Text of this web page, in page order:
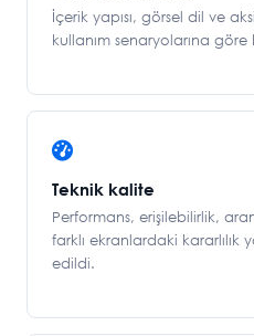
İçerik yapısı, görsel dil ve
kullanım senaryolarına göre
Teknik kalite
Performans, erişilebilirlik,
farklı ekranlardaki kararlılık
edildi.